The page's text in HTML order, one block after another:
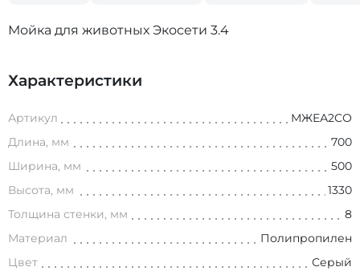
Мойка для животных Экосети 3.4
Характеристики
Артикул
МЖЕА2СО
Длина, мм
700
Ширина, мм
500
Высота, мм
1330
Толщина стенки, мм
8
Материал
Полипропилен
Цвет
Серый